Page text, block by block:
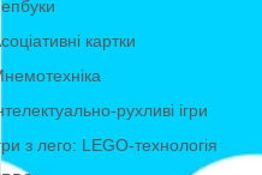
технології
картки